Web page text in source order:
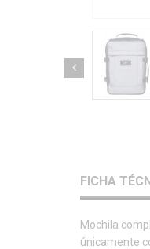
FICHA
Mochila
únicamente